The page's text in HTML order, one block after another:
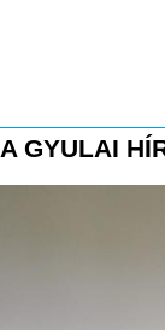
A GYULAI